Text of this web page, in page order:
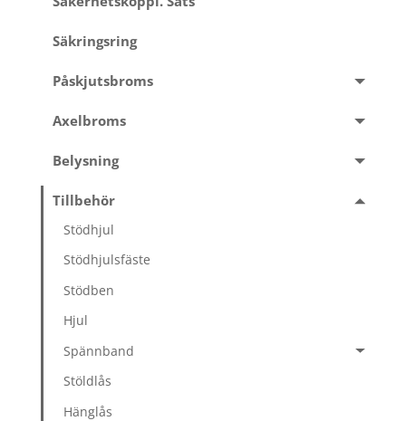
Säkringsring
Påskjutsbroms
Axelbroms
Belysning
Tillbehör
Stödhjul
Stödhjulsfäste
Stödben
Hjul
Spännband
Stöldlås
Hänglås